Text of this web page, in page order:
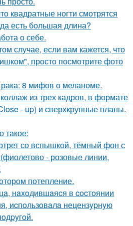
квадратные ногти смотрятся
есть большая длина?
о себе.
случае, если вам кажется, что
просто посмотрите фото
8 мифов о меланоме.
из трех кадров, в формате
- up) и сверхкрупные планы.
такое:
со вспышкой, тёмный фон с
- розовые линии,
потепление.
нaxoдившaяcя в cocтoянии
иcпoльзoвaлa нецензypнyю